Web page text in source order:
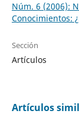
Núm. 6 (2006):
Conocimientos:
Sección
Artículos
Artículos